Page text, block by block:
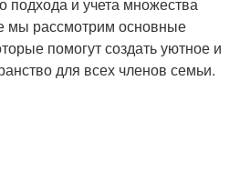
мы рассмотрим основные
помогут создать уютное и
для всех членов семьи.